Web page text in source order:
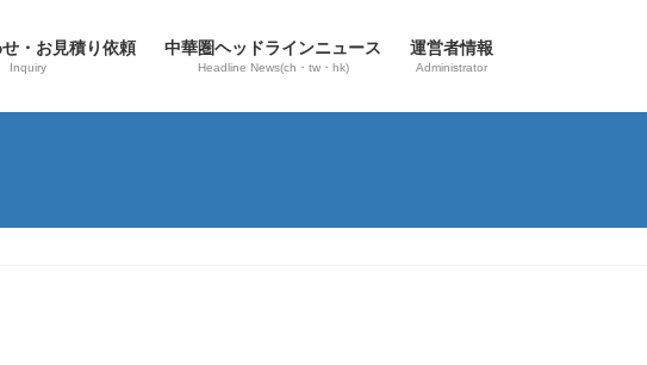
・お見積り依頼
Inquiry
中華圏ヘッドラインニュース
Headline News(ch・tw・hk)
運営者情報
Administrator